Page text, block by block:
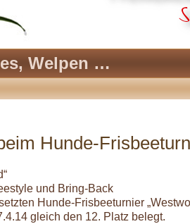
Welpen …
Hunde-
und Bring-Back
Hunde-Frisbeeturnier
gleich den 12. Platz belegt.